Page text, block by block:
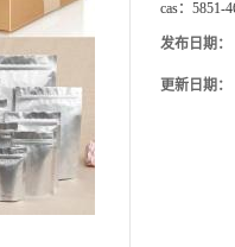
cas： 5851-
发布日期：
更新日期：